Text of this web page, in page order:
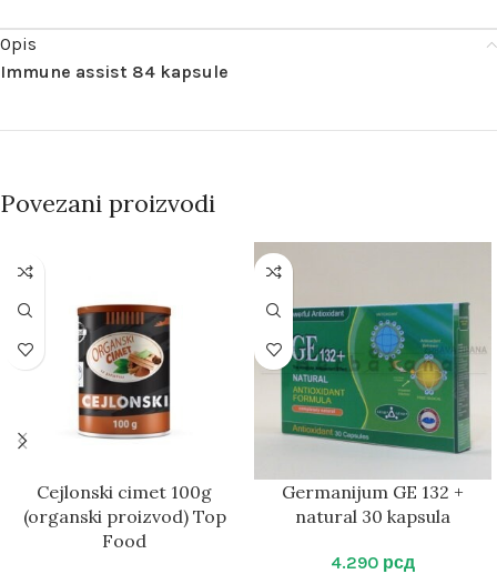
Opis
Immune assist 84 kapsule
Povezani proizvodi
Cejlonski cimet 100g
(organski proizvod) Top
Food
Germanijum GE 132 +
natural 30 kapsula
4.290 рсд